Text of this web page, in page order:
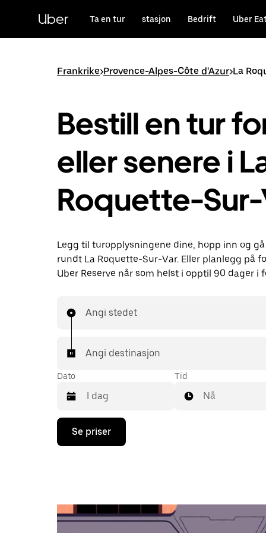
hovedinnholdet
Uber Ta en tur stasjon Bedrift Uber
Frankrike>Provence-Alpes-Côte d'Azur>La
Bestill en tur
eller senere i
Roquette-
Legg til turopplysningene dine, hopp inn og
rundt La Roquette-Sur-Var. Eller planlegg på
Uber Reserve når som helst i opptil 90 dager i
Angi stedet
Angi destinasjon
Dato
Trykk
piltast
og
velge
Tid
Nå
Se priser